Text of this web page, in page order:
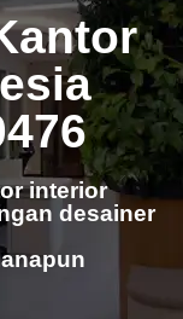
interior
desainer